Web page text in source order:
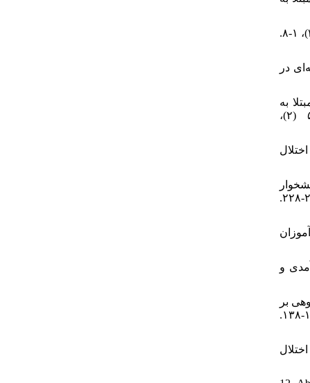
۳. خسروی، صدراله و ناصری، علی (۱۴۰۱). بررسی میزان شیوع وسواس فکری عملی در شهرستان جهرم. مجله علوم پزشکی پارس، ۱۵(۳)، ۱-۸.
در
مبتلا به
اختلال وسواس فکری و عملی و وابسته به مواد و همراهان و عادی. پژوهش‌های علوم شناختی و رفتاری، ۵ (۲)،
به اختلال
نشخوار
فکری و دشواری در تنظیم هیجان نوجوانان مبتلا به اختلال وسواس فکری و عملی. رویش روان‌شناسی، ۱۲ (۲)، ۲۱۹-۲۲۸.
خودکارآمدی و
گروهی بر
مسئولیت‌پذیری افراطی و کمال‌گرایی در افراد دارای نشانه‌های وسواس فکری- عملی. مجله مطالعات ناتوانی، ۱۳، ۱۳۸-۱۳۸.
به اختلال